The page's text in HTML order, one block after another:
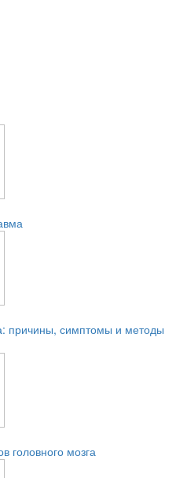
причины, симптомы и методы
головного мозга